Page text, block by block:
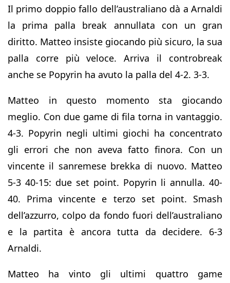
Il primo doppio fallo dell’australiano dà a Arnaldi
la prima palla break annullata con un gran
diritto. Matteo insiste giocando più sicuro, la sua
palla corre più veloce. Arriva il controbreak
anche se Popyrin ha avuto la palla del 4-2. 3-3.
Matteo in questo momento sta giocando
meglio. Con due game di fila torna in vantaggio.
4-3. Popyrin negli ultimi giochi ha concentrato
gli errori che non aveva fatto finora. Con un
vincente il sanremese brekka di nuovo. Matteo
5-3 40-15: due set point. Popyrin li annulla. 40-
40. Prima vincente e terzo set point. Smash
dell’azzurro, colpo da fondo fuori dell’australiano
e la partita è ancora tutta da decidere. 6-3
Arnaldi.
Matteo ha vinto gli ultimi quattro game